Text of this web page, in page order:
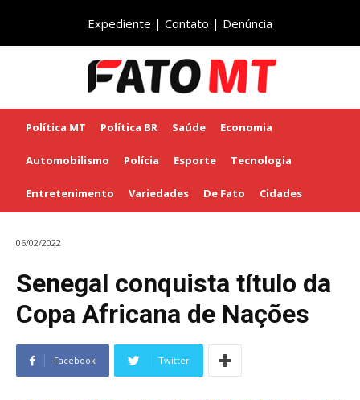
Expediente | Contato | Denúncia
Política MT Política BR Saúde Economia
Automobilismo Polícia Esporte Tecnologia
Entretenimento Variedades De Fato Cidades
06/02/2022
Senegal conquista título da
Copa Africana de Nações
Facebook Twitter